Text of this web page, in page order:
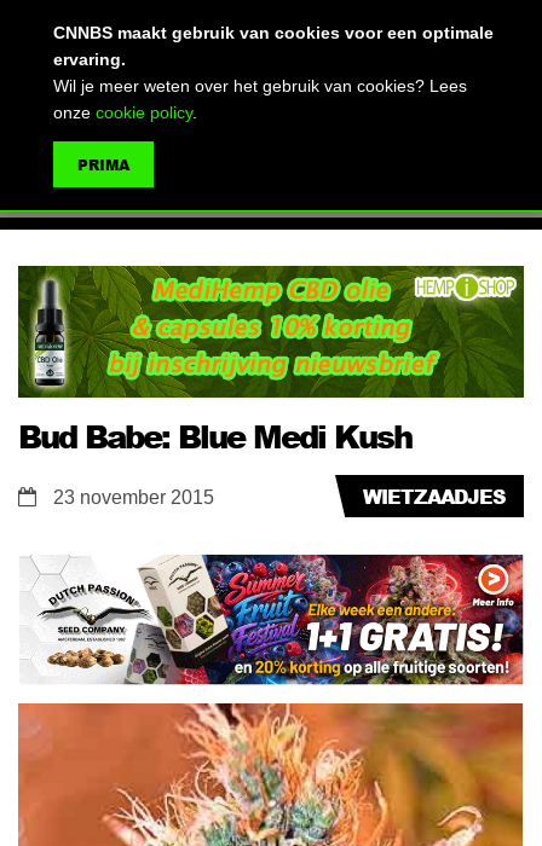
Bud Babe: Blue Medi Kush
WIETZAADJES
23 november 2015
CNNBS maakt gebruik van cookies voor een optimale
ervaring.
Wil je meer weten over het gebruik van cookies? Lees
onze cookie policy.
PRIMA